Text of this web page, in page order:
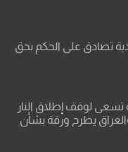
تصادق على الحكم بحق
لوقف إطلاق النار
يطرح ورقة بشأن